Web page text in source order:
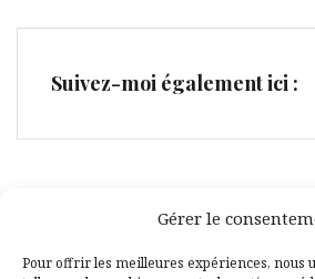
Gérer le
Pour offrir les meilleures expériences, nous
Suivez-moi également ici :
Facebook
Pinterest